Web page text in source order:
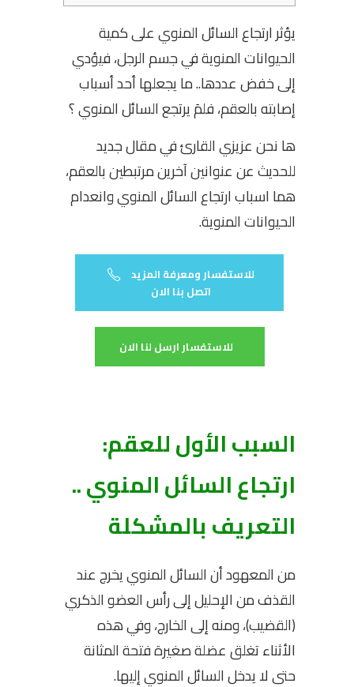
يؤثر ارتجاع السائل المنوي على كمية
الحيوانات المنوية في جسم الرجل، فيؤدي
إلى خفض عددها.. ما يجعلها أحد أسباب
إصابته بالعقم، فلمَ يرتجع السائل المنوي ؟
ها نحن عزيزي القارئ في مقال جديد
للحديث عن عنوانين آخرين مرتبطين بالعقم،
هما اسباب ارتجاع السائل المنوي وانعدام
الحيوانات المنوية.
للاستفسار ومعرفة المزيد
اتصل بنا الان
للاستفسار ارسل لنا الان
السبب الأول للعقم:
ارتجاع السائل المنوي ..
التعريف بالمشكلة
من المعهود أن السائل المنوي يخرج عند
القذف من الإحليل إلى رأس العضو الذكري
(القضيب)، ومنه إلى الخارج، وفي هذه
الأثناء تغلق عضلة صغيرة فتحة المثانة
حتى لا يدخل السائل المنوي إليها.